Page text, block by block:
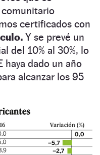
certificados con
Y se prevé un
del 10% al 30%, lo
haya dado un año
alcanzar los 95